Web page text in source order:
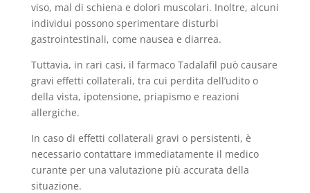
viso, mal di schiena e dolori muscolari. Inoltre, alcuni
individui possono sperimentare disturbi
gastrointestinali, come nausea e diarrea.
Tuttavia, in rari casi, il farmaco Tadalafil può causare
gravi effetti collaterali, tra cui perdita dell’udito o
della vista, ipotensione, priapismo e reazioni
allergiche.
In caso di effetti collaterali gravi o persistenti, è
necessario contattare immediatamente il medico
curante per una valutazione più accurata della
situazione.